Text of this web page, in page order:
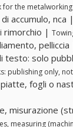
for the
accumulo, nca |
rimorchio |
pelliccia
testo: solo
publishing only,
fogli o
misurazione
measuring